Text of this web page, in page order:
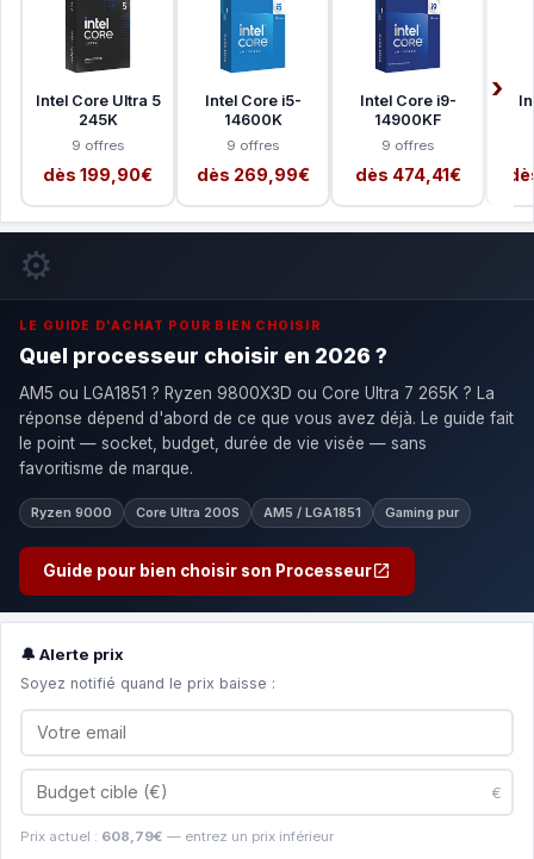
Intel Core Ultra 5
245K
9 offres
dès 199,90€
Intel Core i5-
14600K
9 offres
dès 269,99€
Intel Core i9-
14900KF
9 offres
dès 474,41€
⚙️
LE GUIDE D'ACHAT POUR BIEN CHOISIR
Quel processeur choisir en 2026 ?
AM5 ou LGA1851 ? Ryzen 9800X3D ou Core Ultra 7 265K ? La
réponse dépend d'abord de ce que vous avez déjà. Le guide fait
le point — socket, budget, durée de vie visée — sans
favoritisme de marque.
Ryzen 9000 Core Ultra 200S AM5 / LGA1851 Gaming pur
Guide pour bien choisir son Processeur
🔔 Alerte prix
Soyez notifié quand le prix baisse :
€
Prix actuel : 608,79€ — entrez un prix inférieur